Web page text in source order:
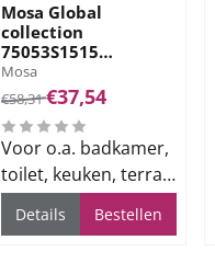
Mosa Global
collection
75053S1515
Vloertegel 150X150
Gr. Clay Grey 7mm
Merk:
Mosa
Van 58,31 voor 37,54
€58,31€37,54
Voor o.a. badkamer,
toilet, keuken, terras
en bedrijfsvloeren
Details Bestellen